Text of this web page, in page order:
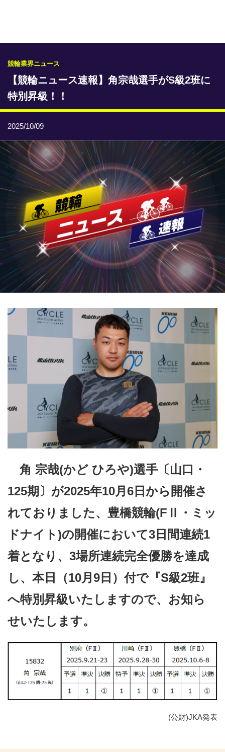
レース情報
本日のおすすめレース
年間開催予定表
トリマクリオリジナル予想
トリマクリコラム
お知らせ
番記者とくダネ！
選手ランキング
競輪場ガイド
記者紹介
運営会社概要
ご意見をお聞かせください
お問い合わせ
支払い方法、ポイント利用規約
車券は20歳になってから・のめり込む不安のある方のご相
談
よくある質問
競輪業界ニュース
【競輪ニュース速報】角宗哉選手がS級2班に
特別昇級！！
2025/10/09
角 宗哉(かど ひろや)選手〔山口・
125期〕が2025年10月6日から開催さ
れておりました、豊橋競輪(FⅡ・ミッ
ドナイト)の開催において3日間連続1
着となり、3場所連続完全優勝を達成
し、本日（10月9日）付で『S級2班』
へ特別昇級いたしますので、お知ら
せいたします。
(公財)JKA発表